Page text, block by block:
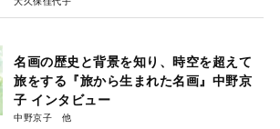
名画の歴史と背景を知り、時空を超えて
旅をする『旅から生まれた名画』中野京
子 インタビュー
中野京子